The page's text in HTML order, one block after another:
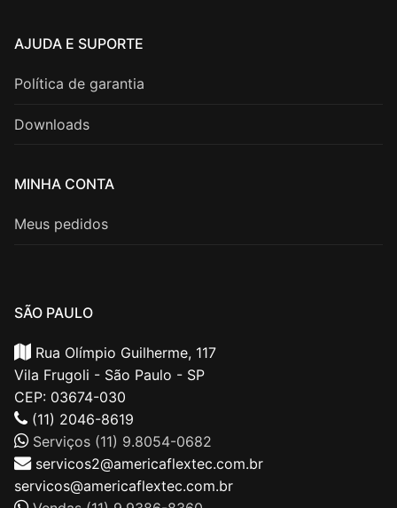
AJUDA E SUPORTE
Política de garantia
Downloads
MINHA CONTA
Meus pedidos
SÃO PAULO
Rua Olímpio Guilherme, 117
Vila Frugoli - São Paulo - SP
CEP: 03674-030
(11) 2046-8619
Serviços (11) 9.8054-0682
servicos2@americaflextec.com.br
servicos@americaflextec.com.br